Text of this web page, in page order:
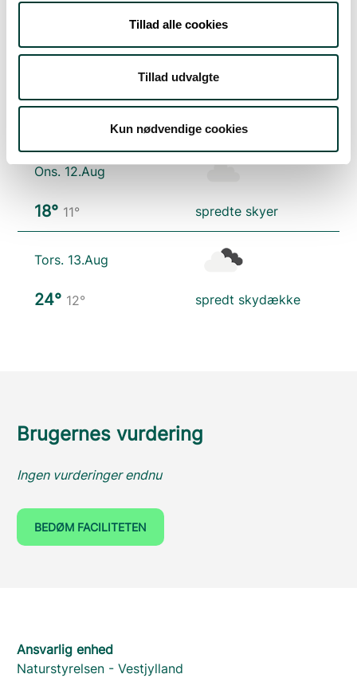
Tillad alle cookies
Tillad udvalgte
Kun nødvendige cookies
skydække
Ons. 12.Aug
18° 11° spredte skyer
Tors. 13.Aug
24° 12° spredt skydække
Brugernes vurdering
Ingen vurderinger endnu
BEDØM FACILITETEN
Ansvarlig enhed
Naturstyrelsen - Vestjylland